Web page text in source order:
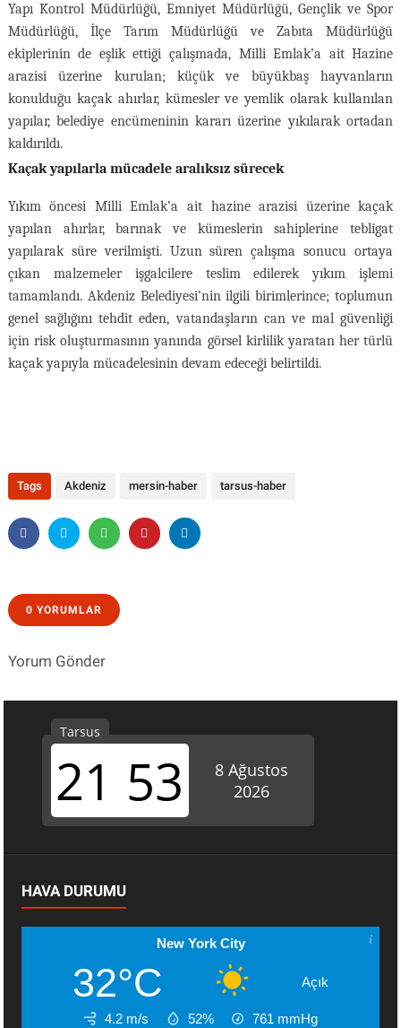
Yapı Kontrol Müdürlüğü, Emniyet Müdürlüğü, Gençlik ve Spor
Müdürlüğü, İlçe Tarım Müdürlüğü ve Zabıta Müdürlüğü
ekiplerinin de eşlik ettiği çalışmada, Milli Emlak’a ait Hazine
arazisi üzerine kurulan; küçük ve büyükbaş hayvanların
konulduğu kaçak ahırlar, kümesler ve yemlik olarak kullanılan
yapılar, belediye encümeninin kararı üzerine yıkılarak ortadan
kaldırıldı.
Kaçak yapılarla mücadele aralıksız sürecek
Yıkım öncesi Milli Emlak’a ait hazine arazisi üzerine kaçak
yapılan ahırlar, barınak ve kümeslerin sahiplerine tebligat
yapılarak süre verilmişti. Uzun süren çalışma sonucu ortaya
çıkan malzemeler işgalcilere teslim edilerek yıkım işlemi
tamamlandı. Akdeniz Belediyesi’nin ilgili birimlerince; toplumun
genel sağlığını tehdit eden, vatandaşların can ve mal güvenliği
için risk oluşturmasının yanında görsel kirlilik yaratan her türlü
kaçak yapıyla mücadelesinin devam edeceği belirtildi.
Tags Akdeniz mersin-haber tarsus-haber
0 YORUMLAR
Yorum Gönder
HAVA DURUMU
New York City
32°C Açık
4.2 m/s 52% 761 mmHg